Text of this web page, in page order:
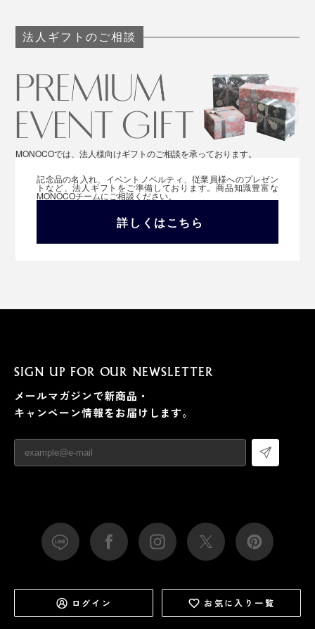
法人ギフトのご相談
MONOCOでは、法人様向けギフトのご相談を承っております。
記念品の名入れ、イベントノベルティ、従業員様へのプレゼン
トなど、法人ギフトをご準備しております。商品知識豊富な
MONOCOチームにご相談ください。
詳しくはこちら
SIGN UP FOR OUR NEWSLETTER
メールマガジンで新商品・
キャンペーン情報をお届けします。
ログイン お気に入り一覧